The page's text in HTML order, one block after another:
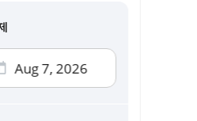
AMEX